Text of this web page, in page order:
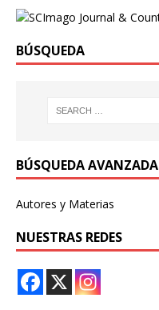
BÚSQUEDA
BÚSQUEDA AVANZADA
Autores y Materias
NUESTRAS REDES